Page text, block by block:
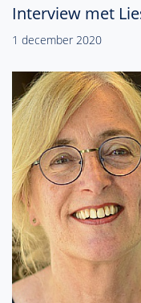
Interview met
1 december 2020